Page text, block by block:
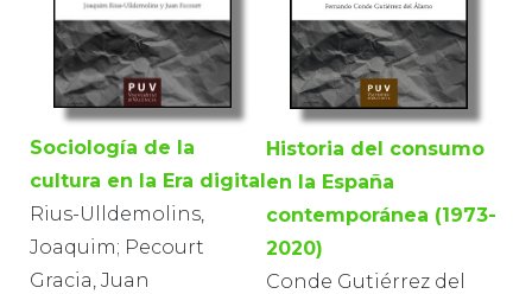
Sociología de la
cultura en la Era digital
Rius-Ulldemolins,
Joaquim; Pecourt
Gracia, Juan
Historia del consumo
en la España
contemporánea (1973-
2020)
Conde Gutiérrez del